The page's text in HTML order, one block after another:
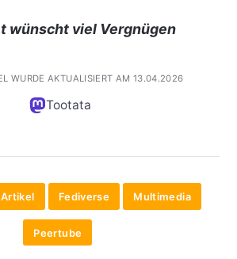
wünscht viel Vergnügen
WURDE AKTUALISIERT AM 13.04.2026
Tootata
Fediverse Multimedia
Peertube